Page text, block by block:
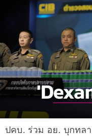
ปคบ. ร่วม อย. บุกทล